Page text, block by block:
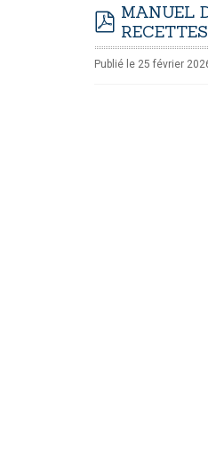
pdf
MANUEL
Publié le 25 février